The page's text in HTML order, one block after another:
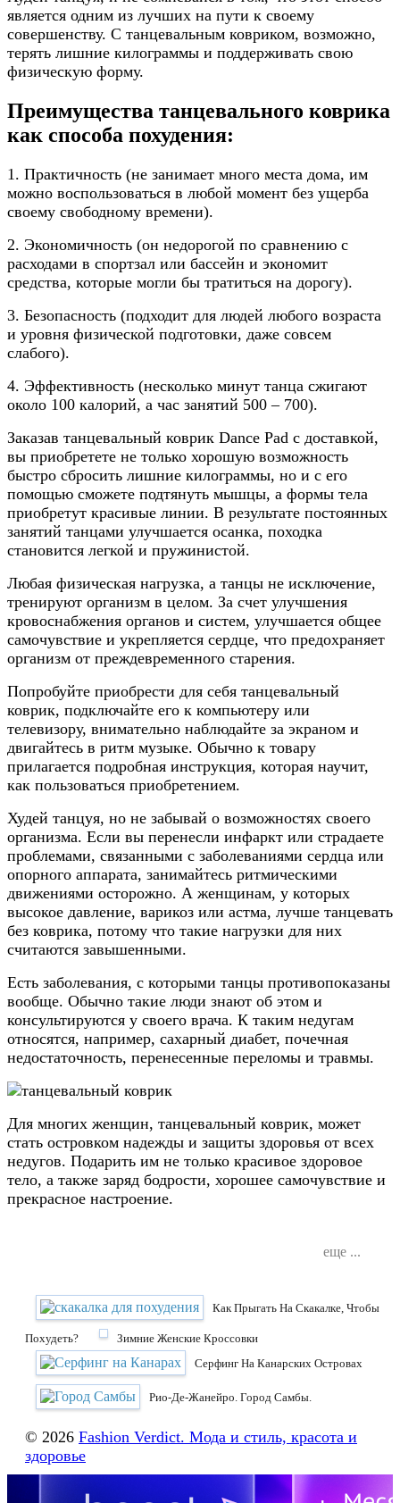
является одним из лучших на пути к своему
совершенству. С танцевальным ковриком, возможно,
терять лишние килограммы и поддерживать свою
физическую форму.
Преимущества танцевального коврика
как способа похудения:
1. Практичность (не занимает много места дома, им
можно воспользоваться в любой момент без ущерба
своему свободному времени).
2. Экономичность (он недорогой по сравнению с
расходами в спортзал или бассейн и экономит
средства, которые могли бы тратиться на дорогу).
3. Безопасность (подходит для людей любого возраста
и уровня физической подготовки, даже совсем
слабого).
4. Эффективность (несколько минут танца сжигают
около 100 калорий, а час занятий 500 – 700).
Заказав танцевальный коврик Dance Pad с доставкой,
вы приобретете не только хорошую возможность
быстро сбросить лишние килограммы, но и с его
помощью сможете подтянуть мышцы, а формы тела
приобретут красивые линии. В результате постоянных
занятий танцами улучшается осанка, походка
становится легкой и пружинистой.
Любая физическая нагрузка, а танцы не исключение,
тренируют организм в целом. За счет улучшения
кровоснабжения органов и систем, улучшается общее
самочувствие и укрепляется сердце, что предохраняет
организм от преждевременного старения.
Попробуйте приобрести для себя танцевальный
коврик, подключайте его к компьютеру или
телевизору, внимательно наблюдайте за экраном и
двигайтесь в ритм музыке. Обычно к товару
прилагается подробная инструкция, которая научит,
как пользоваться приобретением.
Худей танцуя, но не забывай о возможностях своего
организма. Если вы перенесли инфаркт или страдаете
проблемами, связанными с заболеваниями сердца или
опорного аппарата, занимайтесь ритмическими
движениями осторожно. А женщинам, у которых
высокое давление, варикоз или астма, лучше танцевать
без коврика, потому что такие нагрузки для них
считаются завышенными.
Есть заболевания, с которыми танцы противопоказаны
вообще. Обычно такие люди знают об этом и
консультируются у своего врача. К таким недугам
относятся, например, сахарный диабет, почечная
недостаточность, перенесенные переломы и травмы.
Для многих женщин, танцевальный коврик, может
стать островком надежды и защиты здоровья от всех
недугов. Подарить им не только красивое здоровое
тело, а также заряд бодрости, хорошее самочувствие и
прекрасное настроение.
еще ...
Как Прыгать На Скакалке, Чтобы
Похудеть?
Зимние Женские Кроссовки
Cерфинг На Канарских Островах
Рио-Де-Жанейро. Город Самбы.
© 2026 Fashion Verdict. Мода и стиль, красота и
здоровье